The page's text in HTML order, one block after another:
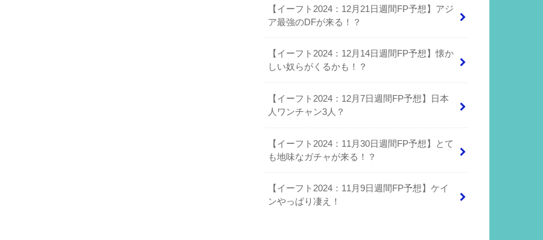
【イーフト2024：12月21日週間FP予想】アジ
ア最強のDFが来る！？
【イーフト2024：12月14日週間FP予想】懐か
しい奴らがくるかも！？
【イーフト2024：12月7日週間FP予想】日本
人ワンチャン3人？
【イーフト2024：11月30日週間FP予想】とて
も地味なガチャが来る！？
【イーフト2024：11月9日週間FP予想】ケイ
ンやっぱり凄え！